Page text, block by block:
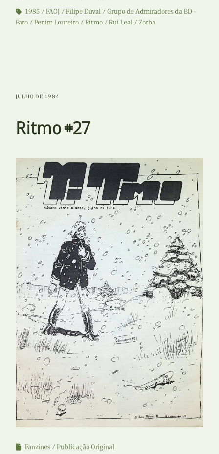
1985
FAOJ Filipe Duval
Grupo de Admiradores da BD -
Faro
Penim Loureiro Ritmo Rui Leal Zorba
JULHO DE 1984
Ritmo #27
Fanzines
Publicação Original